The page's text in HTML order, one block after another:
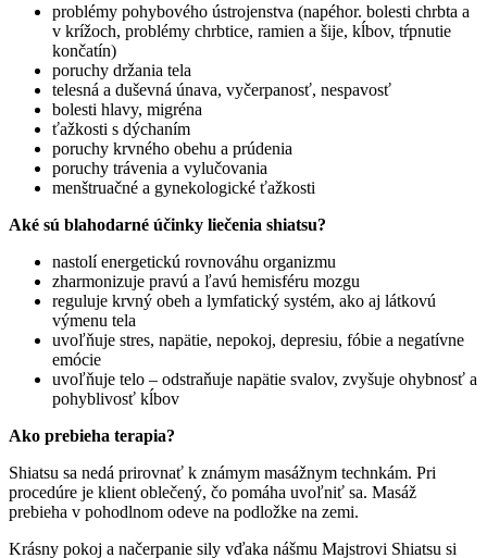
problémy pohybového ústrojenstva (napéhor. bolesti chrbta a
v krížoch, problémy chrbtice, ramien a šije, kĺbov, tŕpnutie
končatín)
poruchy držania tela
telesná a duševná únava, vyčerpanosť, nespavosť
bolesti hlavy, migréna
ťažkosti s dýchaním
poruchy krvného obehu a prúdenia
poruchy trávenia a vylučovania
menštruačné a gynekologické ťažkosti
Aké sú blahodarné účinky liečenia shiatsu?
nastolí energetickú rovnováhu organizmu
zharmonizuje pravú a ľavú hemisféru mozgu
reguluje krvný obeh a lymfatický systém, ako aj látkovú
výmenu tela
uvoľňuje stres, napätie, nepokoj, depresiu, fóbie a negatívne
emócie
uvoľňuje telo – odstraňuje napätie svalov, zvyšuje ohybnosť a
pohyblivosť kĺbov
Ako prebieha terapia?
Shiatsu sa nedá prirovnať k známym masážnym technkám. Pri
procedúre je klient oblečený, čo pomáha uvoľniť sa. Masáž
prebieha v pohodlnom odeve na podložke na zemi.
Krásny pokoj a načerpanie sily vďaka nášmu Majstrovi Shiatsu si